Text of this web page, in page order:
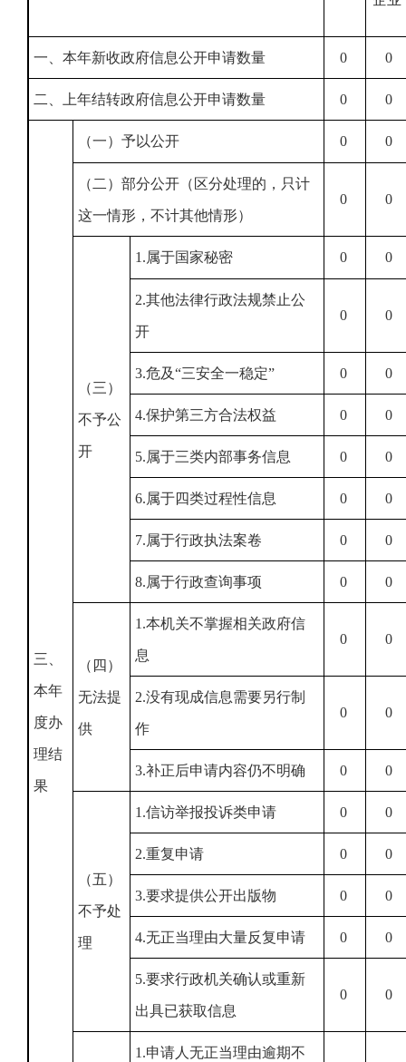
一、本年新收政府信息公开申请数量 0 0
二、上年结转政府信息公开申请数量 0 0
三、
本年
度办
理结
果
（一）予以公开 0 0
（二）部分公开（区分处理的，只计
这一情形，不计其他情形）
0 0
（三）
不予公
开
1.属于国家秘密 0 0
2.其他法律行政法规禁止公
开
0 0
3.危及“三安全一稳定” 0 0
4.保护第三方合法权益 0 0
5.属于三类内部事务信息 0 0
6.属于四类过程性信息 0 0
7.属于行政执法案卷 0 0
8.属于行政查询事项 0 0
（四）
无法提
供
1.本机关不掌握相关政府信
息
0 0
2.没有现成信息需要另行制
作
0 0
3.补正后申请内容仍不明确 0 0
（五）
不予处
理
1.信访举报投诉类申请 0 0
2.重复申请 0 0
3.要求提供公开出版物 0 0
4.无正当理由大量反复申请 0 0
5.要求行政机关确认或重新
出具已获取信息
0 0
1.申请人无正当理由逾期不